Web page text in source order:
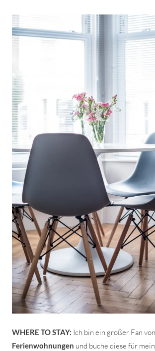
WHERE TO STAY: Ich bin ein großer Fan von
Ferienwohnungen und buche diese für